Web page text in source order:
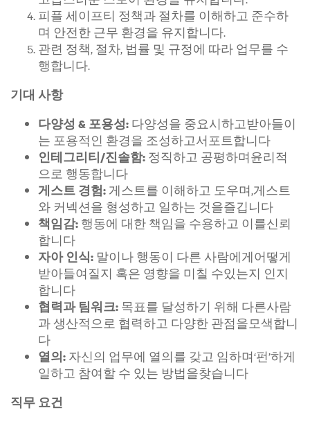
피플 세이프티 정책과 절차를 이해하고 준수하
며 안전한 근무 환경을 유지합니다.
관련 정책, 절차, 법률 및 규정에 따라 업무를 수
행합니다.
기대 사항
다양성 & 포용성: 다양성을 중요시하고받아들이
는 포용적인 환경을 조성하고서포트합니다
인테그리티/진솔함: 정직하고 공평하며윤리적
으로 행동합니다
게스트 경험: 게스트를 이해하고 도우며,게스트
와 커넥션을 형성하고 일하는 것을즐깁니다
책임감: 행동에 대한 책임을 수용하고 이를신뢰
합니다
자아 인식: 말이나 행동이 다른 사람에게어떻게
받아들여질지 혹은 영향을 미칠 수있는지 인지
합니다
협력과 팀워크: 목표를 달성하기 위해 다른사람
과 생산적으로 협력하고 다양한 관점을모색합니
다
열의: 자신의 업무에 열의를 갖고 임하며‘펀’하게
일하고 참여할 수 있는 방법을찾습니다
직무 요건